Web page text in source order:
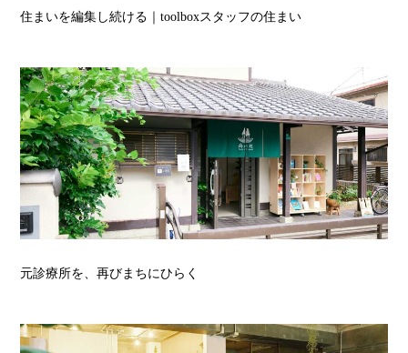
住まいを編集し続ける｜toolboxスタッフの住まい
元診療所を、再びまちにひらく